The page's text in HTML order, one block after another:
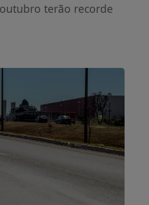
terão recorde